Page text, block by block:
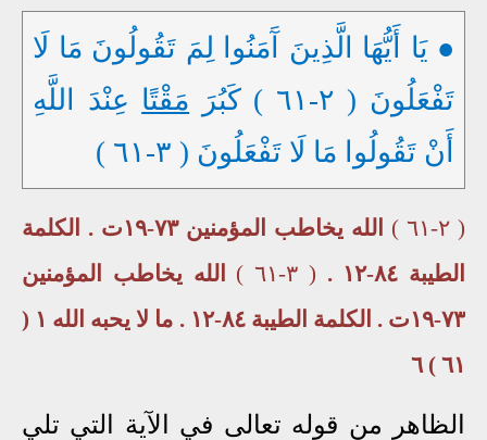
● يَا أَيُّهَا الَّذِينَ آَمَنُوا لِمَ تَقُولُونَ مَا لَا
تَفْعَلُونَ ( ٢-٦١ ) كَبُرَ
مَقْتًا عِنْدَ اللَّهِ
أَنْ تَقُولُوا مَا لَا تَفْعَلُونَ ( ٣-٦١ )
( ٢-٦١ )
الله يخاطب المؤمنين ٧٣-١٩ت . الكلمة
الطيبة ٨٤-١٢ .
( ٣-٦١ )
الله يخاطب المؤمنين
٧٣-١٩ت . الكلمة الطيبة ٨٤-١٢ . ما لا يحبه الله ١ (
٦١ ) ٦
الظاهر من قوله تعالى في الآية التي تلي